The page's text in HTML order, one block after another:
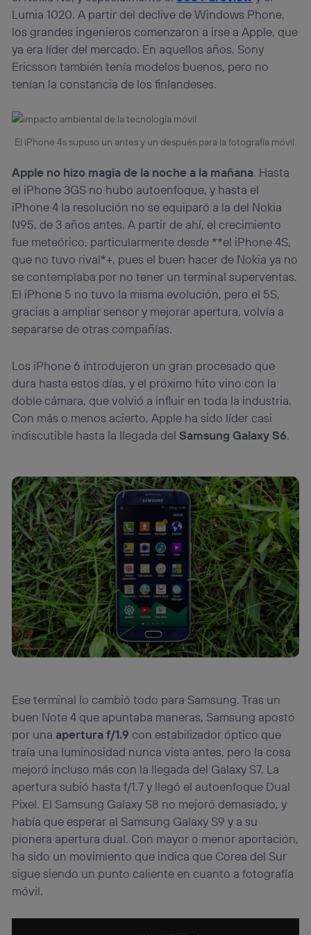
Lumia 1020. A partir del declive de Windows Phone,
los grandes ingenieros comenzaron a irse a Apple, que
ya era líder del mercado. En aquellos años, Sony
Ericsson también tenía modelos buenos, pero no
tenían la constancia de los finlandeses.
El iPhone 4s supuso un antes y un después para la fotografía móvil.
Apple no hizo magia de la noche a la mañana. Hasta
el iPhone 3GS no hubo autoenfoque, y hasta el
iPhone 4 la resolución no se equiparó a la del Nokia
N95, de 3 años antes. A partir de ahí, el crecimiento
fue meteórico, particularmente desde **el iPhone 4S,
que no tuvo rival*+, pues el buen hacer de Nokia ya no
se contemplaba por no tener un terminal superventas.
El iPhone 5 no tuvo la misma evolución, pero el 5S,
gracias a ampliar sensor y mejorar apertura, volvía a
separarse de otras compañías.
Los iPhone 6 introdujeron un gran procesado que
dura hasta estos días, y el próximo hito vino con la
doble cámara, que volvió a influir en toda la industria.
Con más o menos acierto, Apple ha sido líder casi
indiscutible hasta la llegada delSamsung Galaxy S6.
Ese terminal lo cambió todo para Samsung. Tras un
buen Note 4 que apuntaba maneras, Samsung apostó
por una apertura f/1.9 con estabilizador óptico que
traía una luminosidad nunca vista antes, pero la cosa
mejoró incluso más con la llegada del Galaxy S7. La
apertura subió hasta f/1.7 y llegó el autoenfoque Dual
Pixel. El Samsung Galaxy S8 no mejoró demasiado, y
había que esperar al Samsung Galaxy S9 y a su
pionera apertura dual. Con mayor o menor aportación,
ha sido un movimiento que indica que Corea del Sur
sigue siendo un punto caliente en cuanto a fotografía
móvil.
la política de privacidad de Utiq.